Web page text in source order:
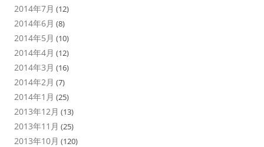
2014年7月 (12)
2014年6月 (8)
2014年5月 (10)
2014年4月 (12)
2014年3月 (16)
2014年2月 (7)
2014年1月 (25)
2013年12月 (13)
2013年11月 (25)
2013年10月 (120)